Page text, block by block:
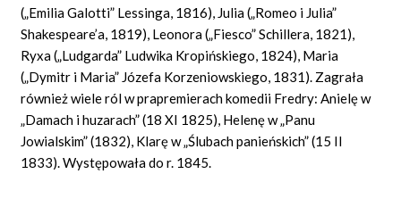
(„Emilia Galotti” Lessinga, 1816), Julia („Romeo i Julia”
Shakespeare’a, 1819), Leonora („Fiesco” Schillera, 1821),
Ryxa („Ludgarda” Ludwika Kropińskiego, 1824), Maria
(„Dymitr i Maria” Józefa Korzeniowskiego, 1831). Zagrała
również wiele ról w prapremierach komedii Fredry: Anielę w
„Damach i huzarach” (18 XI 1825), Helenę w „Panu
Jowialskim” (1832), Klarę w „Ślubach panieńskich” (15 II
1833). Występowała do r. 1845.